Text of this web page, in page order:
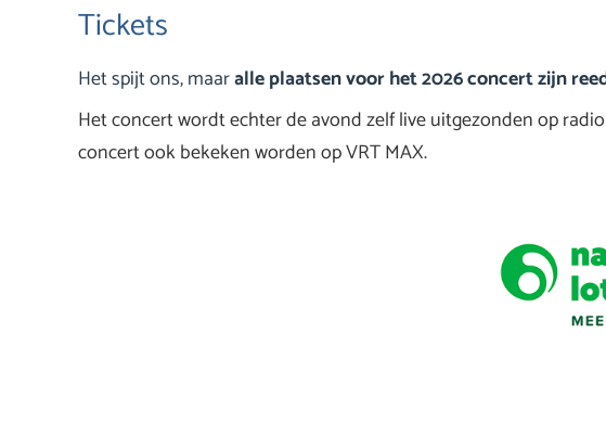
Tickets
Het spijt ons, maaralle plaatsen voor het 2026 concert zijn
Het concert wordt echter de avond zelf live uitgezonden op
concert ook bekeken worden op VRT MAX.